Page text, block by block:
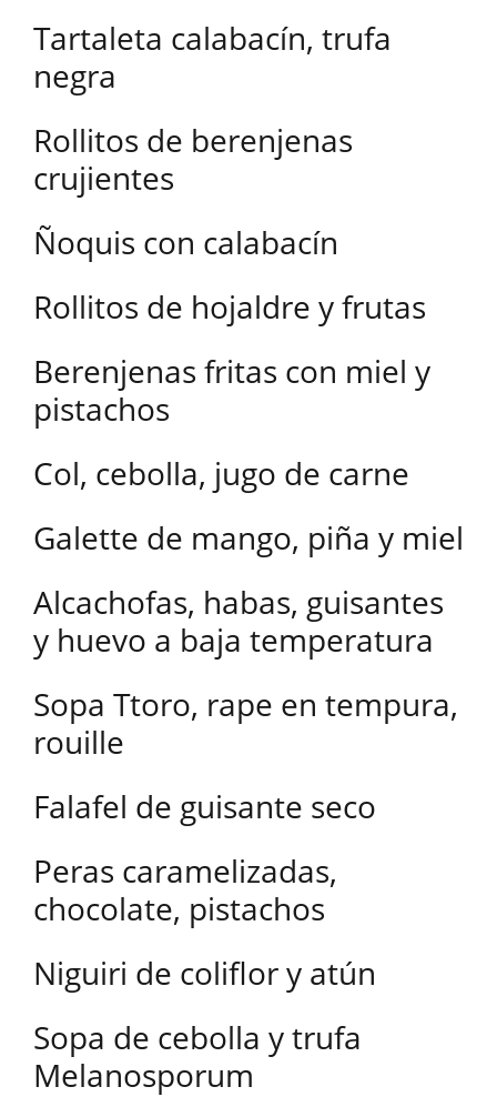
Tartaleta calabacín, trufa
negra
Rollitos de berenjenas
crujientes
Ñoquis con calabacín
Rollitos de hojaldre y frutas
Berenjenas fritas con miel y
pistachos
Col, cebolla, jugo de carne
Galette de mango, piña y miel
Alcachofas, habas, guisantes
y huevo a baja temperatura
Sopa Ttoro, rape en tempura,
rouille
Falafel de guisante seco
Peras caramelizadas,
chocolate, pistachos
Niguiri de coliflor y atún
Sopa de cebolla y trufa
Melanosporum